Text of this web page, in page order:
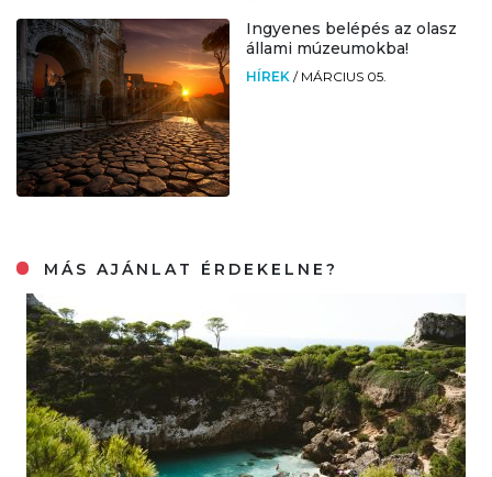
Ingyenes belépés az olasz
állami múzeumokba!
HÍREK / MÁRCIUS 05.
MÁS AJÁNLAT ÉRDEKELNE?